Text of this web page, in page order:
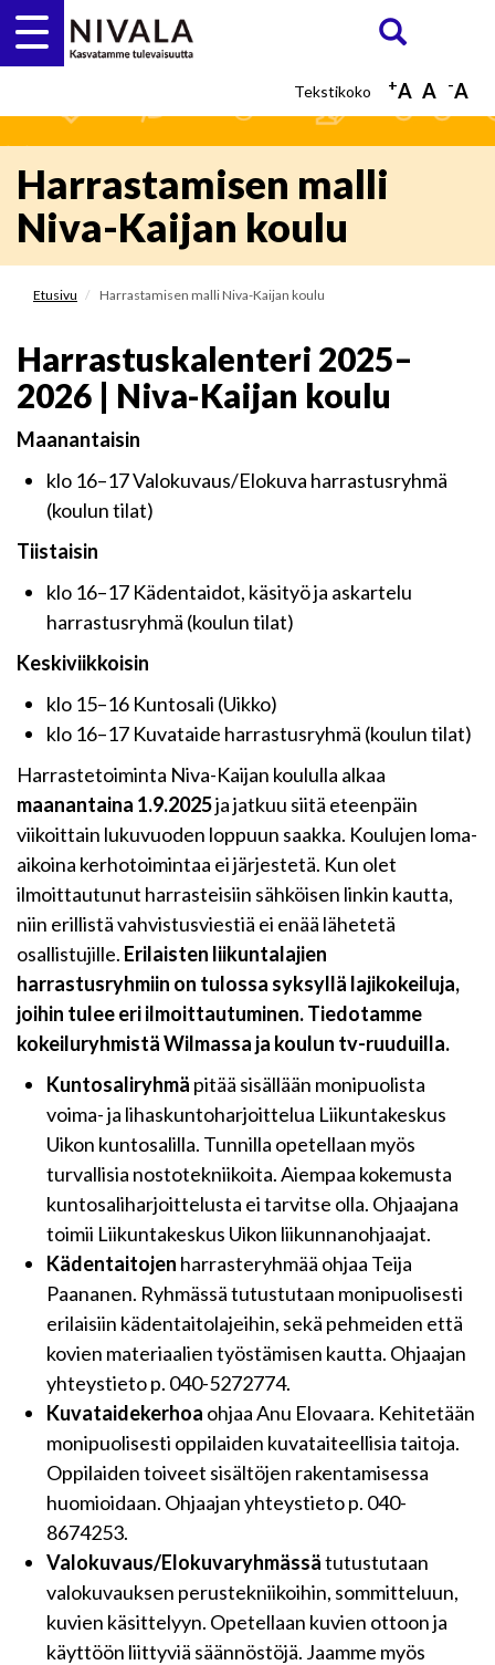
Hyppää
pääsisältöön
ETSI
-A
A
+A
Harrastamisen malli
Niva-Kaijan koulu
Etusivu Harrastamisen malli Niva-Kaijan koulu
Harrastuskalenteri 2025–
2026 | Niva-Kaijan koulu
Maanantaisin
klo 16–17 Valokuvaus/Elokuva harrastusryhmä
(koulun tilat)
Tiistaisin
klo 16–17 Kädentaidot, käsityö ja askartelu
harrastusryhmä (koulun tilat)
Keskiviikkoisin
klo 15–16 Kuntosali (Uikko)
klo 16–17 Kuvataide harrastusryhmä (koulun tilat)
Harrastetoiminta Niva-Kaijan koululla alkaa
maanantaina 1.9.2025ja jatkuu siitä eteenpäin
viikoittain lukuvuoden loppuun saakka. Koulujen loma-
aikoina kerhotoimintaa ei järjestetä. Kun olet
ilmoittautunut harrasteisiin sähköisen linkin kautta,
niin erillistä vahvistusviestiä ei enää lähetetä
osallistujille. Erilaisten liikuntalajien
harrastusryhmiin on tulossa syksyllä lajikokeiluja,
joihin tulee eri ilmoittautuminen. Tiedotamme
kokeiluryhmistä Wilmassa ja koulun tv-ruuduilla.
Kuntosaliryhmä pitää sisällään monipuolista
voima- ja lihaskuntoharjoittelua Liikuntakeskus
Uikon kuntosalilla. Tunnilla opetellaan myös
turvallisia nostotekniikoita. Aiempaa kokemusta
kuntosaliharjoittelusta ei tarvitse olla. Ohjaajana
toimii Liikuntakeskus Uikon liikunnanohjaajat.
Kädentaitojen harrasteryhmää ohjaa Teija
Paananen. Ryhmässä tutustutaan monipuolisesti
erilaisiin kädentaitolajeihin, sekä pehmeiden että
kovien materiaalien työstämisen kautta. Ohjaajan
yhteystieto p. 040-5272774.
Kuvataidekerhoa ohjaa Anu Elovaara. Kehitetään
monipuolisesti oppilaiden kuvataiteellisia taitoja.
Oppilaiden toiveet sisältöjen rakentamisessa
huomioidaan. Ohjaajan yhteystieto p. 040-
8674253.
Valokuvaus/Elokuvaryhmässätutustutaan
valokuvauksen perustekniikoihin, sommitteluun,
kuvien käsittelyyn. Opetellaan kuvien ottoon ja
käyttöön liittyviä säännöstöjä. Jaamme myös